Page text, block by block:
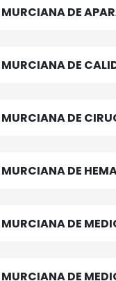
DE
DE
DE
DE
DE
DE